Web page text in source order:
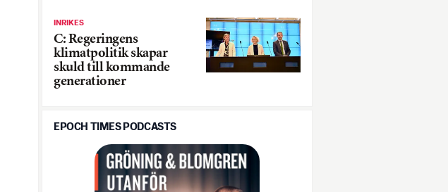
INRIKES
C: Regeringens
klimatpolitik skapar
skuld till kommande
generationer
EPOCH TIMES PODCASTS